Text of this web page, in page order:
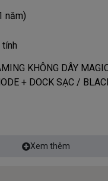
năm)
tính
KHÔNG DÂY
+ DOCK SẠC /
Xem thêm